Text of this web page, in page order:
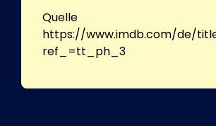
Quelle
https://www.imdb.com/de/
ref_=tt_ph_3